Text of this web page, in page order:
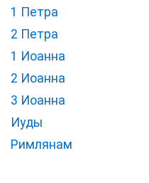
1 Петра
2 Петра
1 Иоанна
2 Иоанна
3 Иоанна
Иуды
Римлянам